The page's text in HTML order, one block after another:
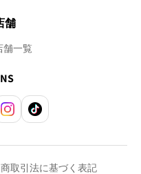
舗
舗一覧
Instagram
TikTok
取引法に基づく表記